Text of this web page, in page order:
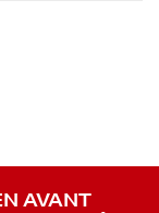
AVANT